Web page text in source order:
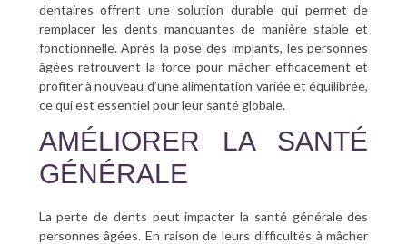
dentaires offrent une solution durable qui permet de
remplacer les dents manquantes de manière stable et
fonctionnelle. Après la pose des implants, les personnes
âgées retrouvent la force pour mâcher efficacement et
profiter à nouveau d’une alimentation variée et équilibrée,
ce qui est essentiel pour leur santé globale.
AMÉLIORER LA SANTÉ
GÉNÉRALE
La perte de dents peut impacter la santé générale des
personnes âgées. En raison de leurs difficultés à mâcher